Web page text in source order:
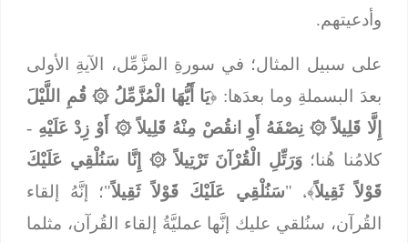
وأدعيتهم.
على سبيل المثال؛ في سورةِ المزَّمِّل، الآيةِ الأولى
بعدَ البسملةِ وما بعدَها: ﴿يَا أَيُّهَا الْمُزَّمِّلُ ۞قُمِ اللَّيْلَ
إِلَّا قَلِيلاً۞نِصْفَهُ أَوِ انقُصْ مِنْهُ قَلِيلاً۞أَوْ زِدْ عَلَيْهِ
كلامُنا هُنا؛ وَرَتِّلِ الْقُرْآنَ تَرْتِيلاً ۞إِنَّا سَنُلْقِي عَلَيْكَ
قَوْلاً ثَقِيلاً﴾، "سَنُلْقِي عَلَيْكَ قَوْلاً ثَقِيلاً"؛ إنَّهُ إلقاء
القُرآن، سنُلقي عليك إنَّها عمليَّةُ إلقاء القُرآن، مثلما